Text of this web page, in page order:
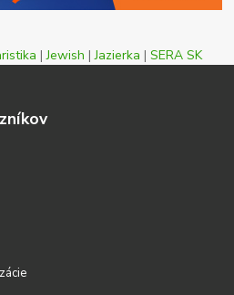
|Jewish |Jazierka | SERA SK